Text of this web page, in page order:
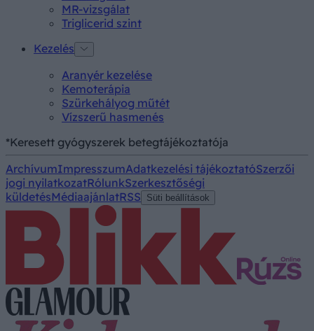
MR-vizsgálat
Triglicerid szint
Kezelés
Aranyér kezelése
Kemoterápia
Szürkehályog műtét
Vízszerű hasmenés
*Keresett gyógyszerek betegtájékoztatója
ArchívumImpresszumAdatkezelési tájékoztatóSzerzői
jogi nyilatkozatRólunkSzerkesztőségi
küldetésMédiaajánlatRSS Süti beállítások